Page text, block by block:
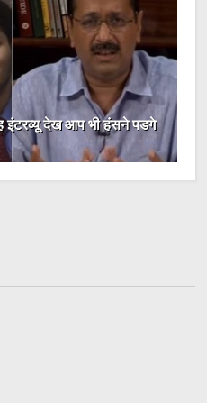
इंटरव्यू देख आप भी हंसने पडगे